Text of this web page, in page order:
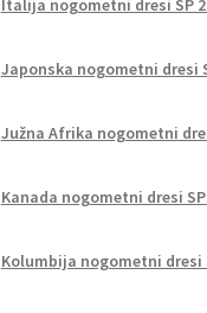
Italija nogometni dresi SP
Japonska nogometni dresi
Južna Afrika nogometni
Kanada nogometni dresi SP
Kolumbija nogometni dresi